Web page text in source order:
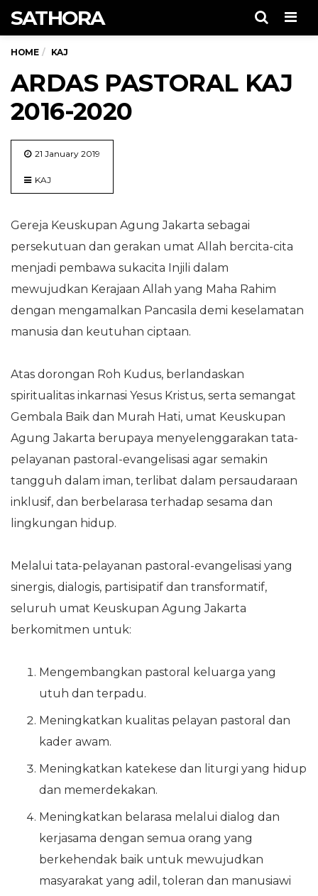
SATHORA
HOME KAJ
ARDAS PASTORAL KAJ
2016-2020
21 January 2019
KAJ
Gereja Keuskupan Agung Jakarta sebagai
persekutuan dan gerakan umat Allah bercita-cita
menjadi pembawa sukacita Injili dalam
mewujudkan Kerajaan Allah yang Maha Rahim
dengan mengamalkan Pancasila demi keselamatan
manusia dan keutuhan ciptaan.
Atas dorongan Roh Kudus, berlandaskan
spiritualitas inkarnasi Yesus Kristus, serta semangat
Gembala Baik dan Murah Hati, umat Keuskupan
Agung Jakarta berupaya menyelenggarakan tata-
pelayanan pastoral-evangelisasi agar semakin
tangguh dalam iman, terlibat dalam persaudaraan
inklusif, dan berbelarasa terhadap sesama dan
lingkungan hidup.
Melalui tata-pelayanan pastoral-evangelisasi yang
sinergis, dialogis, partisipatif dan transformatif,
seluruh umat Keuskupan Agung Jakarta
berkomitmen untuk:
Mengembangkan pastoral keluarga yang
utuh dan terpadu.
Meningkatkan kualitas pelayan pastoral dan
kader awam.
Meningkatkan katekese dan liturgi yang hidup
dan memerdekakan.
Meningkatkan belarasa melalui dialog dan
kerjasama dengan semua orang yang
berkehendak baik untuk mewujudkan
masyarakat yang adil, toleran dan manusiawi